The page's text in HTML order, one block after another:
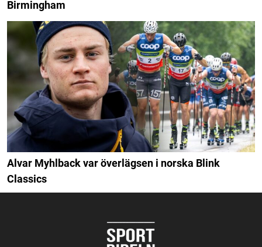
Birmingham
Alvar Myhlback var överlägsen i norska Blink
Classics